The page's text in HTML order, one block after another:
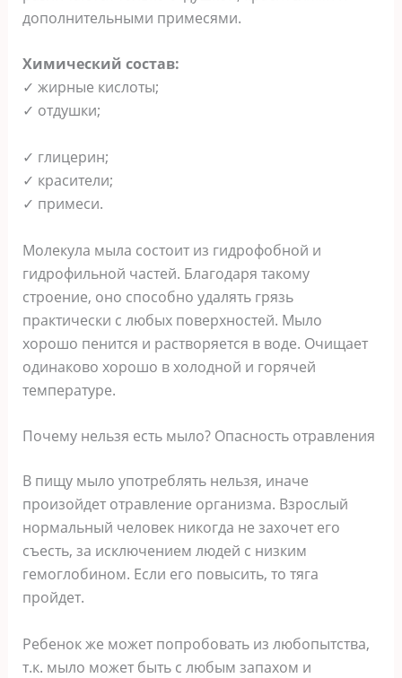
дополнительными примесями.
Химический состав:
✓ жирные кислоты;
✓ отдушки;
✓ глицерин;
✓ красители;
✓ примеси.
Молекула мыла состоит из гидрофобной и
гидрофильной частей. Благодаря такому
строение, оно способно удалять грязь
практически с любых поверхностей. Мыло
хорошо пенится и растворяется в воде. Очищает
одинаково хорошо в холодной и горячей
температуре.
Почему нельзя есть мыло? Опасность отравления
В пищу мыло употреблять нельзя, иначе
произойдет отравление организма. Взрослый
нормальный человек никогда не захочет его
съесть, за исключением людей с низким
гемоглобином. Если его повысить, то тяга
пройдет.
Ребенок же может попробовать из любопытства,
т.к. мыло может быть с любым запахом и